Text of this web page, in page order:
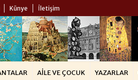
Künye İletişim
AILE VE ÇOCUK YAZARLAR